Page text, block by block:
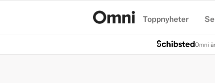
Toppnyheter
Omni